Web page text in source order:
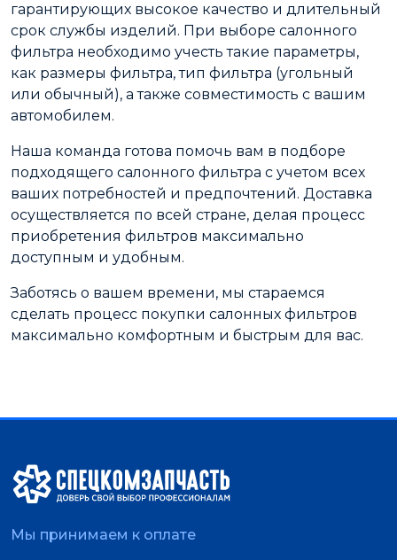
гарантирующих высокое качество и длительный
срок службы изделий. При выборе салонного
фильтра необходимо учесть такие параметры,
как размеры фильтра, тип фильтра (угольный
или обычный), а также совместимость с вашим
автомобилем.
Наша команда готова помочь вам в подборе
подходящего салонного фильтра с учетом всех
ваших потребностей и предпочтений. Доставка
осуществляется по всей стране, делая процесс
приобретения фильтров максимально
доступным и удобным.
Заботясь о вашем времени, мы стараемся
сделать процесс покупки салонных фильтров
максимально комфортным и быстрым для вас.
Мы принимаем к оплате